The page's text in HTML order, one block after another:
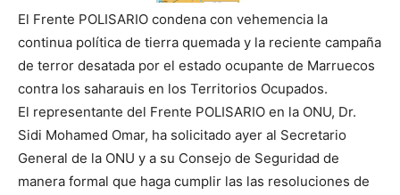
El Frente POLISARIO condena con vehemencia la
continua política de tierra quemada y la reciente campaña
de terror desatada por el estado ocupante de Marruecos
contra los saharauis en los Territorios Ocupados.
El representante del Frente POLISARIO en la ONU, Dr.
Sidi Mohamed Omar, ha solicitado ayer al Secretario
General de la ONU y a su Consejo de Seguridad de
manera formal que haga cumplir las las resoluciones de